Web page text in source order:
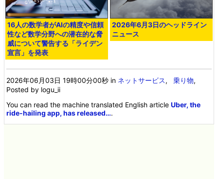
16人の数学者がAIの精度や信頼
性など数学分野への潜在的な脅
威について警告する「ライデン
宣言」を発表
2026年6月3日のヘッドライン
ニュース
2026年06月03日 19時00分00秒 in ネットサービス,乗り物,
Posted by logu_ii
You can read the machine translated English articleUber, the
ride-hailing app, has released….